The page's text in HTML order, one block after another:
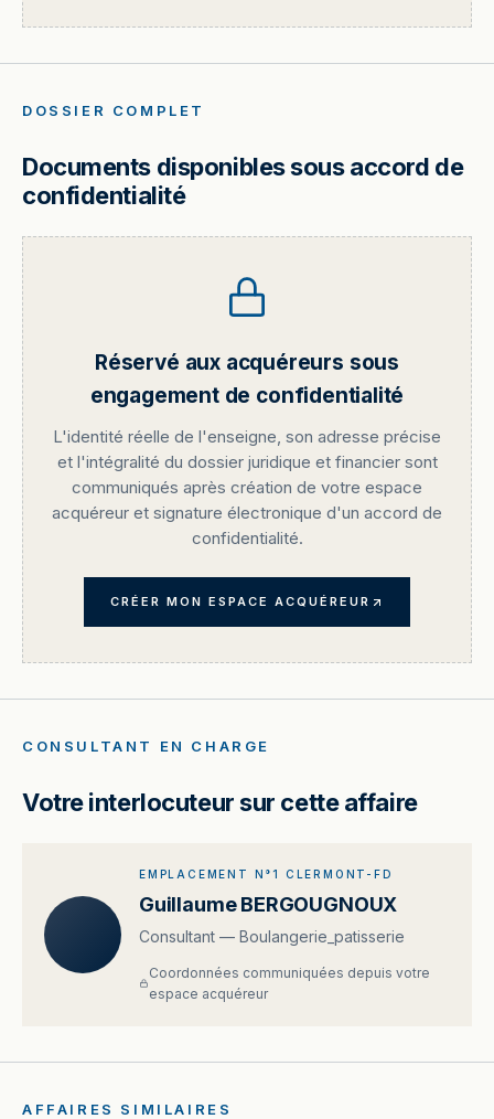
DOSSIER COMPLET
Documents disponibles sous accord de
confidentialité
Réservé aux acquéreurs sous
engagement de confidentialité
L'identité réelle de l'enseigne, son adresse précise
et l'intégralité du dossier juridique et financier sont
communiqués après création de votre espace
acquéreur et signature électronique d'un accord de
confidentialité.
CRÉER MON ESPACE ACQUÉREUR
CONSULTANT EN CHARGE
Votre interlocuteur sur cette affaire
EMPLACEMENT N°1 CLERMONT-FD
Guillaume BERGOUGNOUX
Consultant — Boulangerie_patisserie
Coordonnées communiquées depuis votre
espace acquéreur
AFFAIRES SIMILAIRES